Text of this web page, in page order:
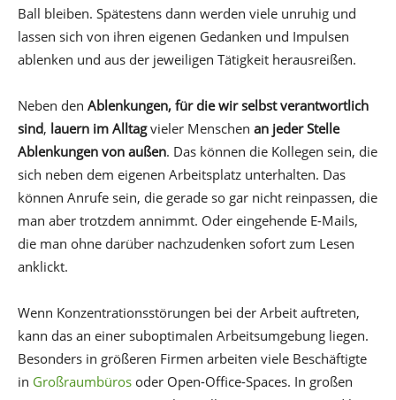
Ball bleiben. Spätestens dann werden viele unruhig und
lassen sich von ihren eigenen Gedanken und Impulsen
ablenken und aus der jeweiligen Tätigkeit herausreißen.
Neben den Ablenkungen, für die wir selbst verantwortlich
sind, lauern im Alltagvieler Menschen an jeder Stelle
Ablenkungen von außen. Das können die Kollegen sein, die
sich neben dem eigenen Arbeitsplatz unterhalten. Das
können Anrufe sein, die gerade so gar nicht reinpassen, die
man aber trotzdem annimmt. Oder eingehende E-Mails,
die man ohne darüber nachzudenken sofort zum Lesen
anklickt.
Wenn Konzentrationsstörungen bei der Arbeit auftreten,
kann das an einer suboptimalen Arbeitsumgebung liegen.
Besonders in größeren Firmen arbeiten viele Beschäftigte
in Großraumbüros oder Open-Office-Spaces. In großen